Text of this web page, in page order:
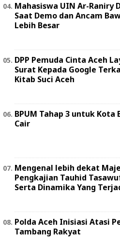
Mahasiswa UIN Ar-Raniry
Saat Demo dan Ancam
Lebih Besar
DPP Pemuda Cinta Aceh
Surat Kepada Google
Kitab Suci Aceh
BPUM Tahap 3 untuk Kota
Cair
Mengenal lebih dekat
Pengkajian Tauhid
Serta Dinamika Yang
Polda Aceh Inisiasi Atasi
Tambang Rakyat